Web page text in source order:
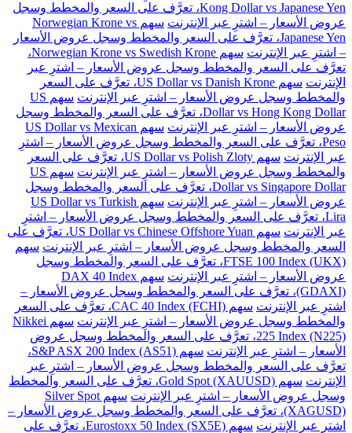
Kong Dollar vs Japanese Yen، تعرَّف على السعر والمخطط وسجل
عروض الأسعار – اشترِ عبر الإنترنت
سهم Norwegian Krone vs
Japanese Yen، تعرَّف على السعر والمخطط وسجل عروض الأسعار
– اشترِ عبر الإنترنت
سهم Norwegian Krone vs Swedish Krone،
تعرَّف على السعر والمخطط وسجل عروض الأسعار – اشترِ عبر
الإنترنت
سهم US Dollar vs Danish Krone، تعرَّف على السعر
والمخطط وسجل عروض الأسعار – اشترِ عبر الإنترنت
سهم US
Dollar vs Hong Kong Dollar، تعرَّف على السعر والمخطط وسجل
عروض الأسعار – اشترِ عبر الإنترنت
سهم US Dollar vs Mexican
Peso، تعرَّف على السعر والمخطط وسجل عروض الأسعار – اشترِ
عبر الإنترنت
سهم US Dollar vs Polish Zloty، تعرَّف على السعر
والمخطط وسجل عروض الأسعار – اشترِ عبر الإنترنت
سهم US
Dollar vs Singapore Dollar، تعرَّف على السعر والمخطط وسجل
عروض الأسعار – اشترِ عبر الإنترنت
سهم US Dollar vs Turkish
Lira، تعرَّف على السعر والمخطط وسجل عروض الأسعار – اشترِ
عبر الإنترنت
سهم US Dollar vs Chinese Offshore Yuan، تعرَّف على
السعر والمخطط وسجل عروض الأسعار – اشترِ عبر الإنترنت سهم
FTSE 100 Index (UKX)، تعرَّف على السعر والمخطط وسجل
عروض الأسعار – اشترِ عبر الإنترنت
سهم DAX 40 Index
(GDAXI)، تعرَّف على السعر والمخطط وسجل عروض الأسعار –
اشترِ عبر الإنترنت
سهم CAC 40 Index (FCHI)، تعرَّف على السعر
والمخطط وسجل عروض الأسعار – اشترِ عبر الإنترنت
سهم Nikkei
225 Index (N225)، تعرَّف على السعر والمخطط وسجل عروض
الأسعار – اشترِ عبر الإنترنت
سهم S&P ASX 200 Index (AS51)،
تعرَّف على السعر والمخطط وسجل عروض الأسعار – اشترِ عبر
الإنترنت
سهم Gold Spot (XAUUSD)، تعرَّف على السعر والمخطط
وسجل عروض الأسعار – اشترِ عبر الإنترنت
سهم Silver Spot
(XAGUSD)، تعرَّف على السعر والمخطط وسجل عروض الأسعار –
اشترِ عبر الإنترنت
سهم Eurostoxx 50 Index (SX5E)، تعرَّف على